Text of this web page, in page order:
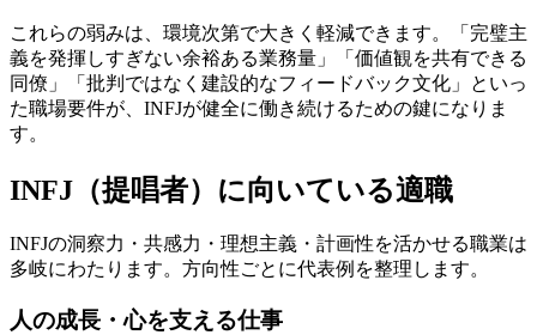
これらの弱みは、環境次第で大きく軽減できます。「完璧主
義を発揮しすぎない余裕ある業務量」「価値観を共有できる
同僚」「批判ではなく建設的なフィードバック文化」といっ
た職場要件が、INFJが健全に働き続けるための鍵になりま
す。
INFJ（提唱者）に向いている適職
INFJの洞察力・共感力・理想主義・計画性を活かせる職業は
多岐にわたります。方向性ごとに代表例を整理します。
人の成長・心を支える仕事